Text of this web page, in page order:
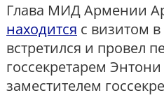
Глава МИД Армении
находится с визитом
встретился и провел
госсекретарем
заместителем